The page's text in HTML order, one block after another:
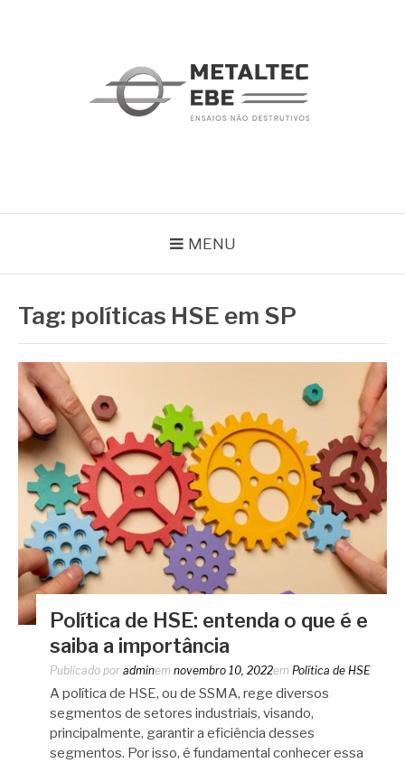
MENU
Tag: políticas HSE em SP
Política de HSE: entenda o que é e
saiba a importância
Publicado por adminem novembro 10, 2022em Política de HSE
A política de HSE, ou de SSMA, rege diversos
segmentos de setores industriais, visando,
principalmente, garantir a eficiência desses
segmentos. Por isso, é fundamental conhecer essa